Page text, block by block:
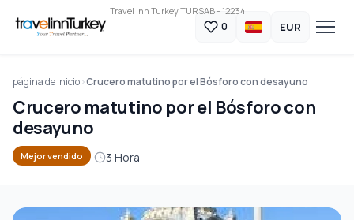
Travel Inn Turkey TURSAB - 12234
0 EUR
página de inicio Crucero matutino por el Bósforo con desayuno
Crucero matutino por el Bósforo con
desayuno
Mejor vendido 3 Hora